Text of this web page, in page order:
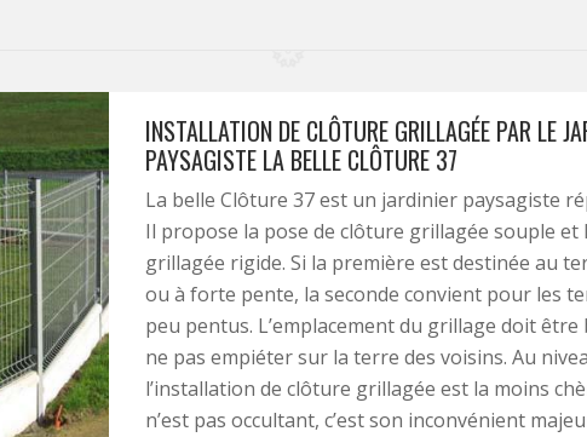
INSTALLATION DE CLÔTURE GRILLAGÉE PAR LE
PAYSAGISTE LA BELLE CLÔTURE 37
La belle Clôture 37 est un jardinier paysagiste
Il propose la pose de clôture grillagée souple et
grillagée rigide. Si la première est destinée au
ou à forte pente, la seconde convient pour les
peu pentus. L’emplacement du grillage doit
ne pas empiéter sur la terre des voisins. Au
l’installation de clôture grillagée est la moins
n’est pas occultant, c’est son inconvénient